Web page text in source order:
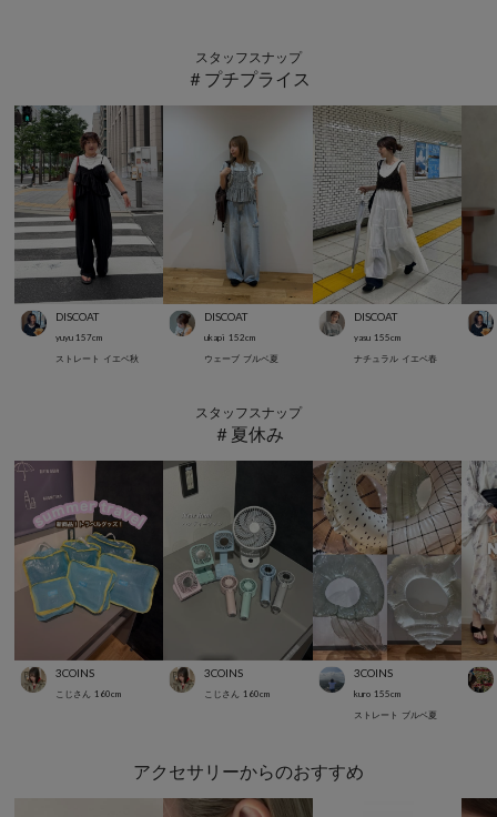
スタッフスナップ
＃プチプライス
DISCOAT
yuyu 157cm
ストレート イエベ秋
DISCOAT
ukapi 152cm
ウェーブ ブルベ夏
DISCOAT
yasu 155cm
ナチュラル イエベ春
スタッフスナップ
＃夏休み
3COINS
こじさん 160cm
3COINS
こじさん 160cm
3COINS
kuro 155cm
ストレート ブルベ夏
アクセサリーからのおすすめ